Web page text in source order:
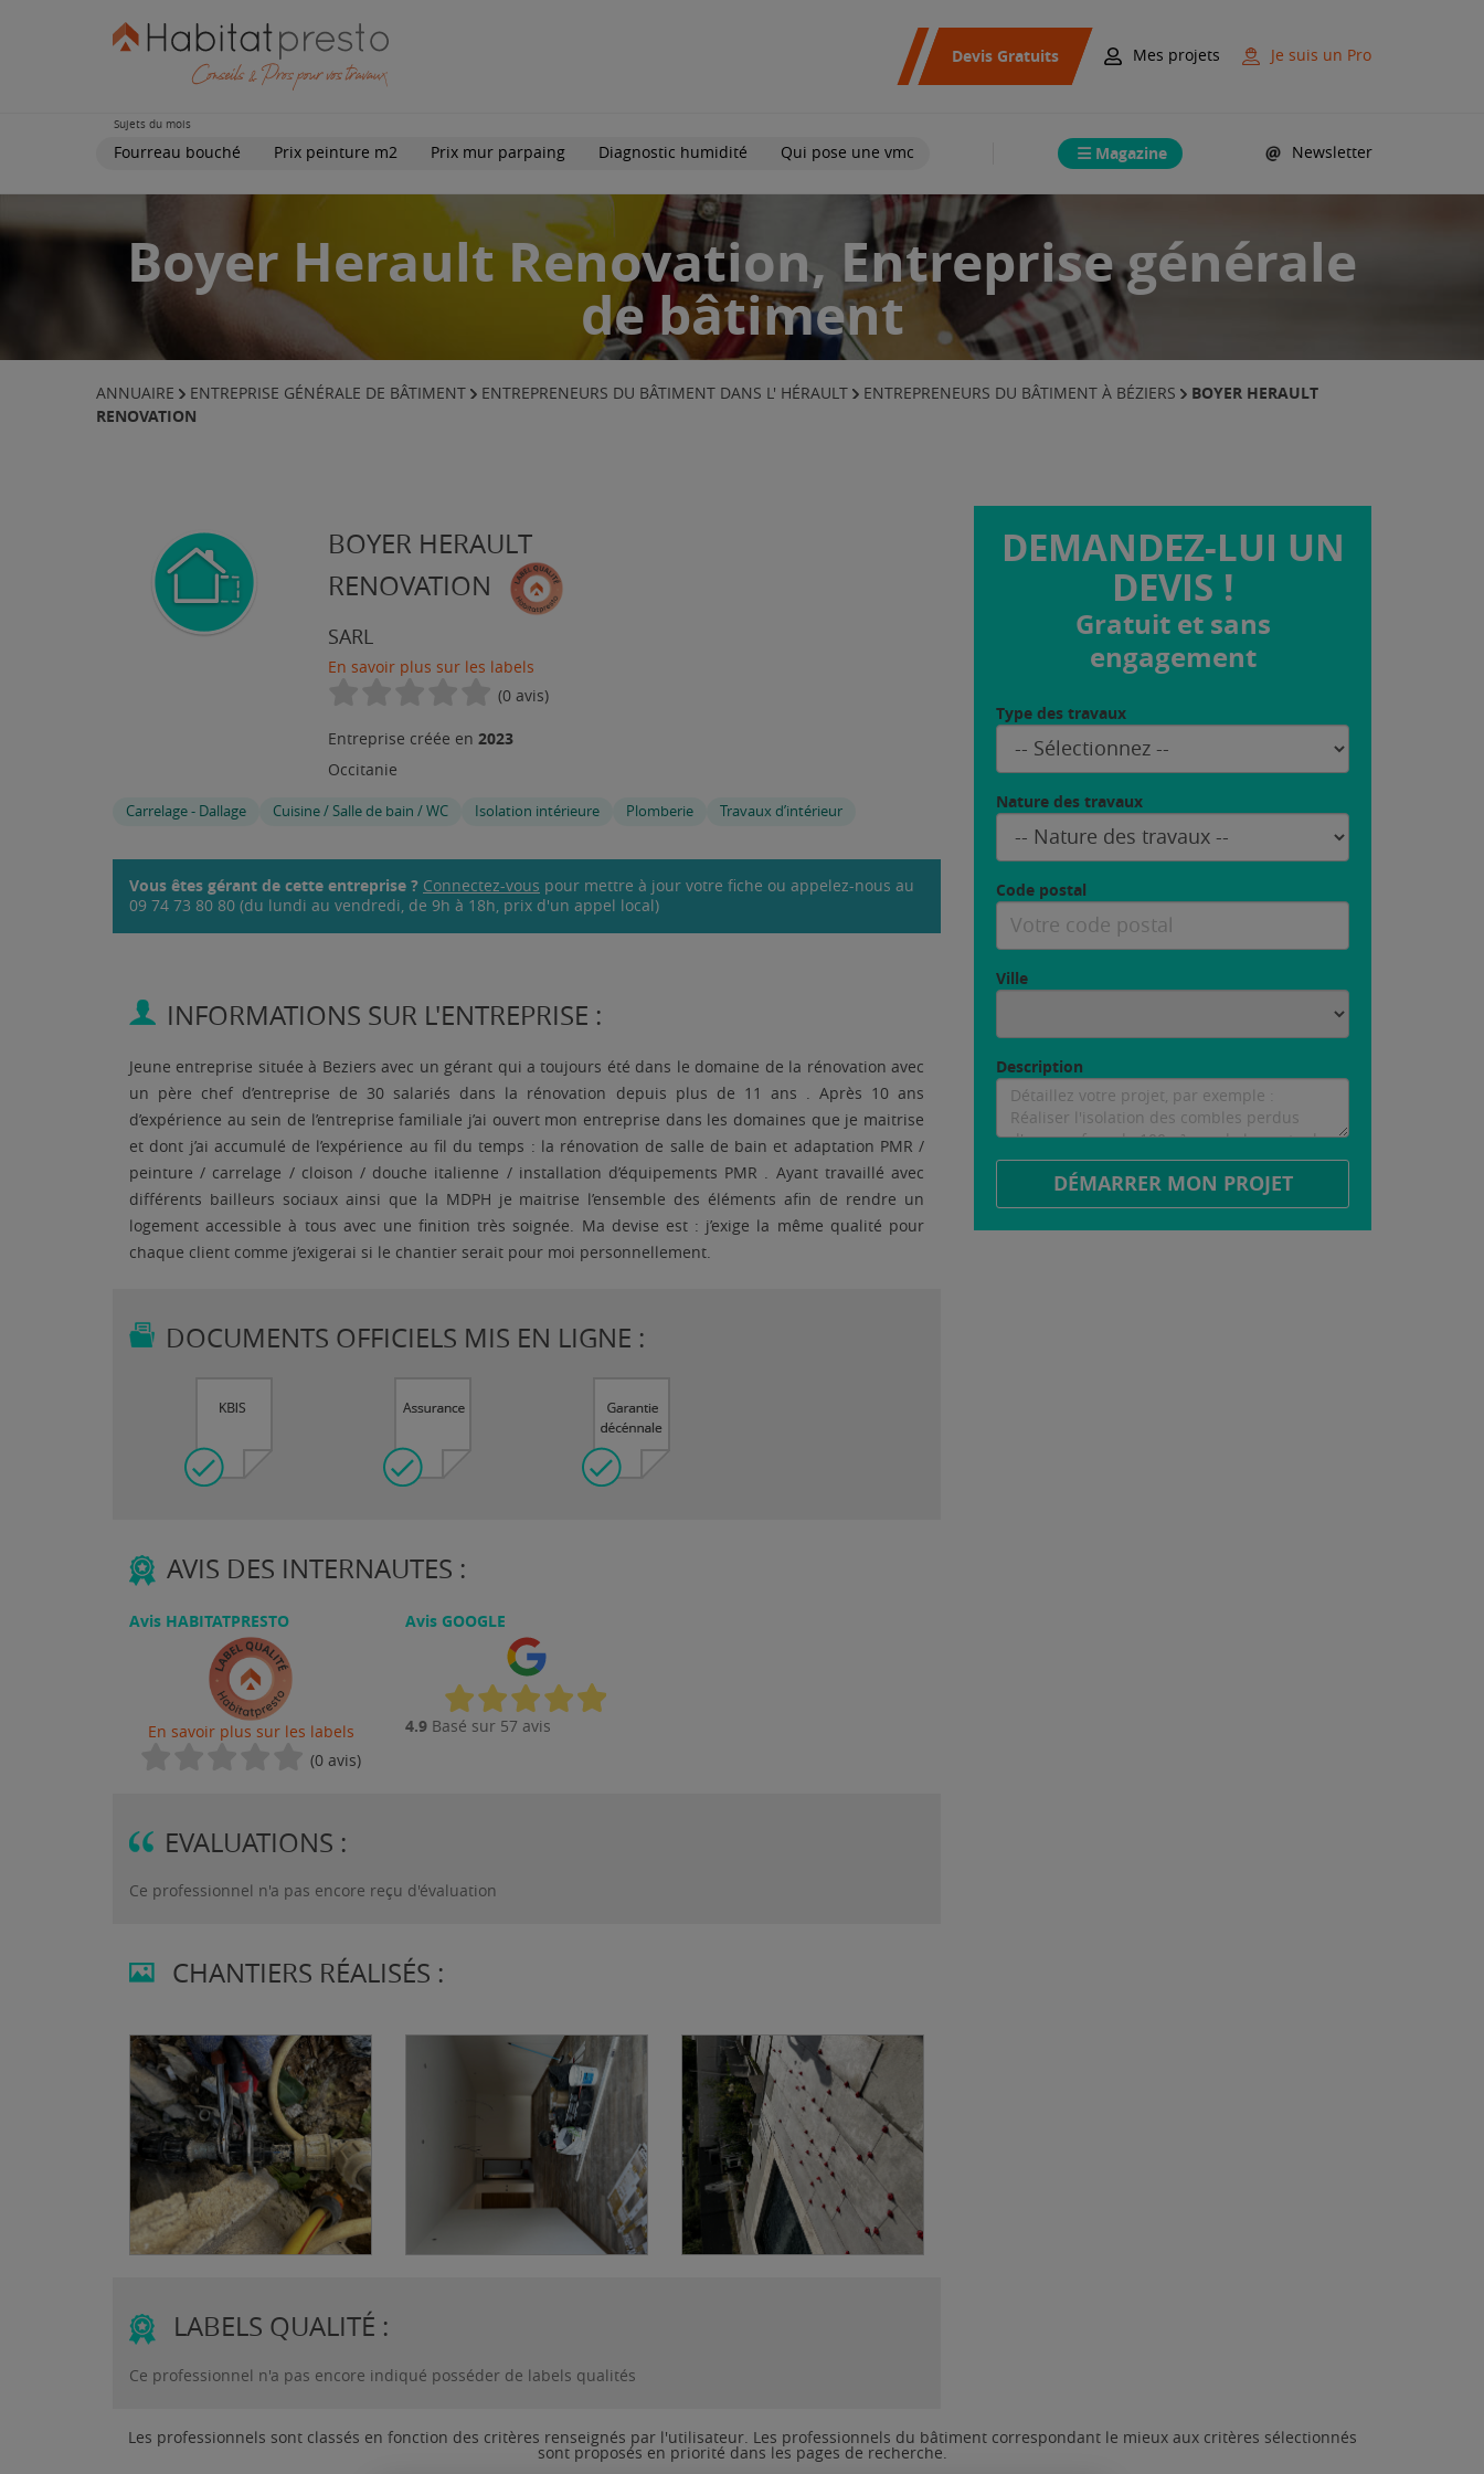
Devis Gratuits Mes projets Je suis un Pro
Sujets du mois
Fourreau bouché Prix peinture m2 Prix mur parpaing Diagnostic humidité Qui pose une vmc Magazine Newsletter
Boyer Herault Renovation, Entreprise générale
de bâtiment
ANNUAIRE ENTREPRISE GÉNÉRALE DE BÂTIMENT ENTREPRENEURS DU BÂTIMENT DANS L' HÉRAULT ENTREPRENEURS DU BÂTIMENT À BÉZIERS
BOYER HERAULT
RENOVATION
BOYER HERAULT
RENOVATION
SARL
En savoir plus sur les labels
(0 avis)
Entreprise créée en 2023
Occitanie
Carrelage - Dallage Cuisine / Salle de bain / WC Isolation intérieure Plomberie Travaux d’intérieur
Vous êtes gérant de cette entreprise ? Connectez-vous pour mettre à jour votre fiche ou appelez-nous au
09 74 73 80 80 (du lundi au vendredi, de 9h à 18h, prix d'un appel local)
INFORMATIONS SUR L'ENTREPRISE :
Jeune entreprise située à Beziers avec un gérant qui a toujours été dans le domaine de la rénovation avec
un père chef d’entreprise de 30 salariés dans la rénovation depuis plus de 11 ans . Après 10 ans
d’expérience au sein de l’entreprise familiale j’ai ouvert mon entreprise dans les domaines que je maitrise
et dont j’ai accumulé de l’expérience au fil du temps : la rénovation de salle de bain et adaptation PMR /
peinture / carrelage / cloison / douche italienne / installation d’équipements PMR . Ayant travaillé avec
différents bailleurs sociaux ainsi que la MDPH je maitrise l’ensemble des éléments afin de rendre un
logement accessible à tous avec une finition très soignée. Ma devise est : j’exige la même qualité pour
chaque client comme j’exigerai si le chantier serait pour moi personnellement.
DOCUMENTS OFFICIELS MIS EN LIGNE :
AVIS DES INTERNAUTES :
Avis HABITATPRESTO
En savoir plus sur les labels
(0 avis)
Avis GOOGLE
4.9 Basé sur 57 avis
EVALUATIONS :
Ce professionnel n'a pas encore reçu d'évaluation
CHANTIERS RÉALISÉS :
plomberie
19/06/2023
LABELS QUALITÉ :
Ce professionnel n'a pas encore indiqué posséder de labels qualités
DEMANDEZ-LUI UN
DEVIS !
Gratuit et sans
engagement
Type des travaux
Nature des travaux
Code postal
Ville
Description
DÉMARRER MON PROJET
Les professionnels sont classés en fonction des critères renseignés par l'utilisateur. Les professionnels du bâtiment correspondant le mieux aux critères sélectionnés
sont proposés en priorité dans les pages de recherche.